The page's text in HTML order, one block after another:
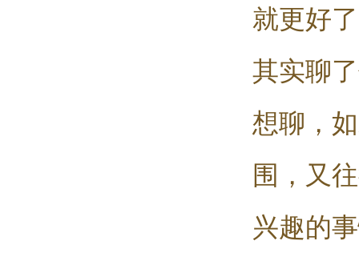
就更好
其实聊
想聊，
围，又
兴趣的